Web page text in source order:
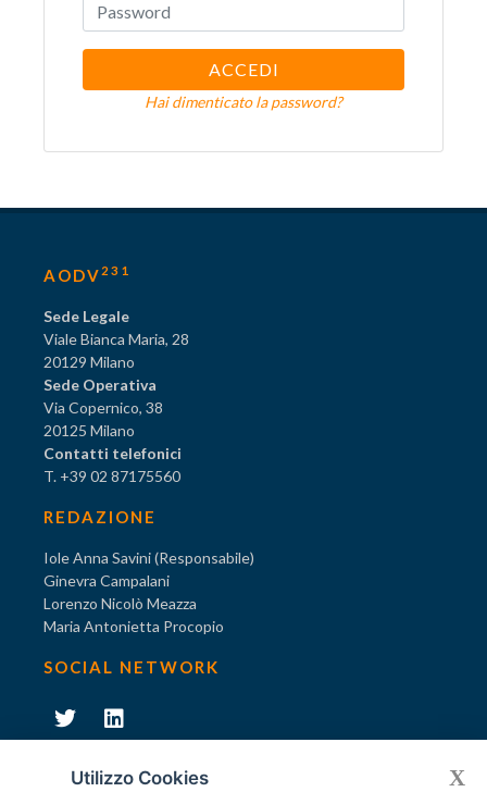
ACCEDI
Hai dimenticato la password?
AODV 231
Sede Legale
Viale Bianca Maria, 28
20129 Milano
Sede Operativa
Via Copernico, 38
20125 Milano
Contatti telefonici
T. +39 02 87175560
REDAZIONE
Iole Anna Savini (Responsabile)
Ginevra Campalani
Lorenzo Nicolò Meazza
Maria Antonietta Procopio
SOCIAL NETWORK
Diventa socio di AODV
Utilizzo Cookies X